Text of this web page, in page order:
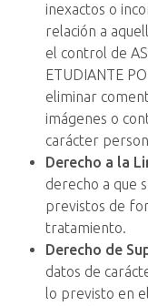
inexactos o
relación a
el control de
ETUDIANTE
eliminar
imágenes o
carácter
Derecho a la
derecho a que
previstos de
tratamiento.
Derecho de
datos de
lo previsto en